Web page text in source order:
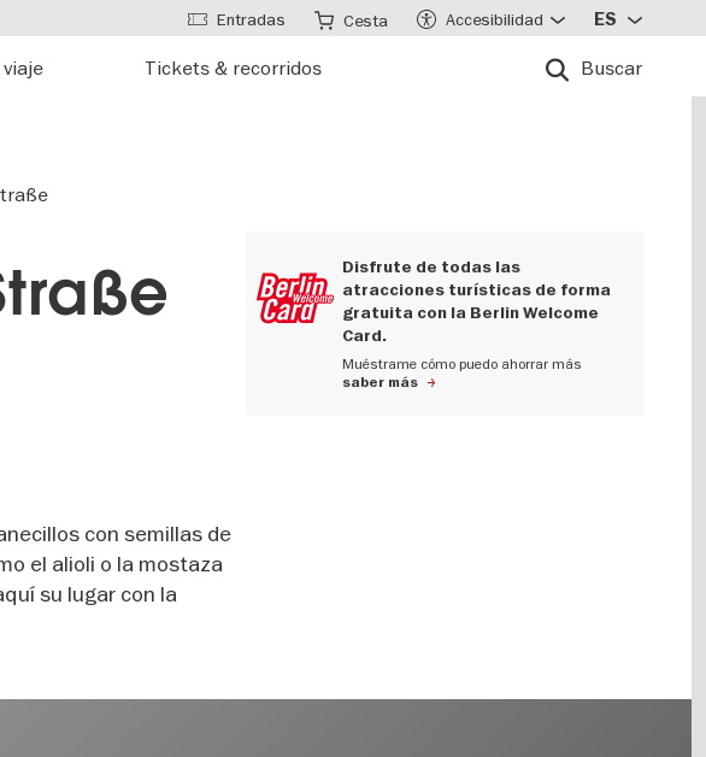
Tickets & recorridos Buscar
Entradas Cesta Accesibilidad ES
Disfrute de todas las
atracciones turísticas de forma
gratuita con la Berlin Welcome
Card.
Muéstrame cómo puedo ahorrar más
saber más
con semillas de
el alioli o la mostaza
su lugar con la